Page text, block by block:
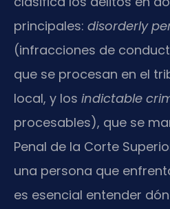
principales: disorderly
(infracciones de
que se procesan en el
local, y los indictable
procesables), que se
Penal de la Corte
una persona que
es esencial entender